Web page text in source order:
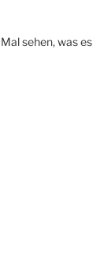
sehen, was es